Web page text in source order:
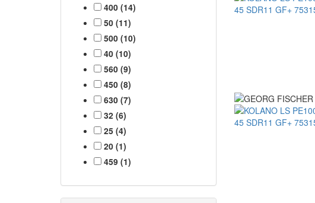
400 (14)
50 (11)
500 (10)
40 (10)
560 (9)
450 (8)
630 (7)
32 (6)
25 (4)
20 (1)
459 (1)